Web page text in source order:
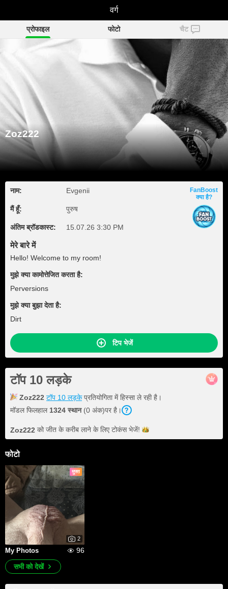
Zoz222
प्रोफाइल फोटो चैट
Zoz222
नाम: Evgenii
मैं हूँ: पुरुष
अंतिम ब्रॉडकास्ट: 15.07.26 3:30 PM
FanBoost
क्या है?
मेरे बारे में
Hello! Welcome to my room!
मुझे क्या कामोत्तेजित करता है:
Perversions
मुझे क्या बुझा देता है:
Dirt
टिप भेजें
टॉप 10 लड़के
Zoz222 टॉप 10 लड़केप्रतियोगिता में हिस्सा ले रही है।
मॉडल फिलहाल 1324 स्थान(0 अंक)पर है।
Zoz222 को जीत के करीब लाने के लिए टोकंसभेजें!
फोटो
मुफ्त
2
My Photos
96
सभी को देखें
वर्ग